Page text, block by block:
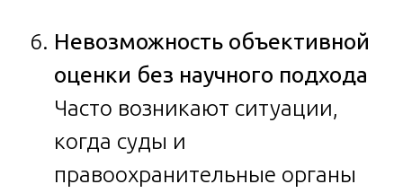
Невозможность объективной
оценки без научного подхода
Часто возникают ситуации,
когда суды и
правоохранительные органы